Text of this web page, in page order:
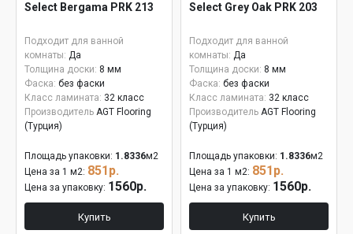
Select Bergama PRK 213
Подходит для ванной
комнаты: Да
Толщина доски: 8 мм
Фаска: без фаски
Класс ламината: 32 класс
Производитель AGT Flooring
(Турция)
Площадь упаковки: 1.8336м2
Цена за 1 м2: 851р.
Цена за упаковку: 1560р.
Купить
Select Grey Oak PRK 203
Подходит для ванной
комнаты: Да
Толщина доски: 8 мм
Фаска: без фаски
Класс ламината: 32 класс
Производитель AGT Flooring
(Турция)
Площадь упаковки: 1.8336м2
Цена за 1 м2: 851р.
Цена за упаковку: 1560р.
Купить